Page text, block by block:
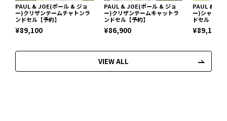
PAUL & JOE(ポール & ジョ
ー)クリザンテームチャトンラ
ンドセル【予約】
¥89,100
PAUL & JOE(ポール & ジョ
ー)クリザンテームキャットラ
ンドセル【予約】
¥86,900
PAUL &
ー)シャトン
ドセル【予
¥89,100
VIEW ALL